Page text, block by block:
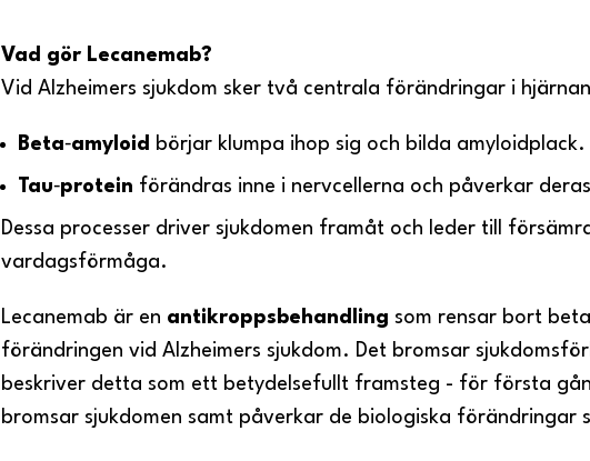
Vad gör Lecanemab?
Vid Alzheimers sjukdom sker två centrala förändringar i
Beta‑amyloid börjar klumpa ihop sig och bilda amyloidplack.
Tau‑protein förändras inne i nervcellerna och påverkar
Dessa processer driver sjukdomen framåt och leder till
vardagsförmåga.
Lecanemab är en antikroppsbehandling som rensar bort
förändringen vid Alzheimers sjukdom. Det bromsar
beskriver detta som ett betydelsefullt framsteg - för första
bromsar sjukdomen samt påverkar de biologiska förändringar